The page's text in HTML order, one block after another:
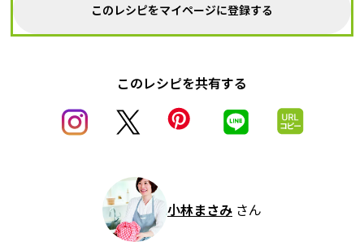
このレシピをマイページに登録する
このレシピを共有する
小林まさみ さん